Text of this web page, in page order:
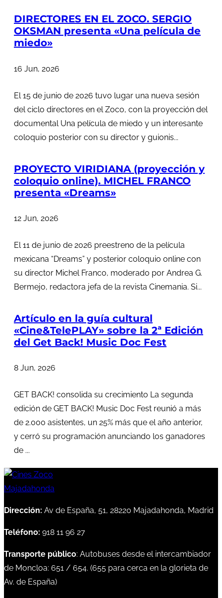
DIRECTORES EN EL ZOCO. SERGIO
OKSMAN presenta «Una película de
miedo»
16 Jun, 2026
El 15 de junio de 2026 tuvo lugar una nueva sesión
del ciclo directores en el Zoco, con la proyección del
documental Una película de miedo y un interesante
coloquio posterior con su director y guionis...
PROYECTO VIRIDIANA (proyección y
coloquio online). MICHEL FRANCO
presenta «Dreams»
12 Jun, 2026
El 11 de junio de 2026 preestreno de la película
mexicana “Dreams” y posterior coloquio online con
su director Michel Franco, moderado por Andrea G.
Bermejo, redactora jefa de la revista Cinemania. Si...
Artículo en la guía cultural
«Cine&TelePLAY» sobre la 2ª Edición
del Get Back! Music Doc Fest
8 Jun, 2026
GET BACK! consolida su crecimiento La segunda
edición de GET BACK! Music Doc Fest reunió a más
de 2.000 asistentes, un 25% más que el año anterior,
y cerró su programación anunciando los ganadores
de ...
Dirección: Av de España, 51, 28220 Majadahonda, Madrid
Teléfono: 918 11 96 27
Transporte público: Autobuses desde el intercambiador
de Moncloa: 651 / 654. (655 para cerca en la glorieta de
Av. de España)